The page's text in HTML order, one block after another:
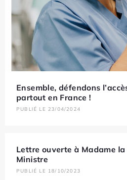
Ensemble, défendons
partout en France !
PUBLIÉ LE 23/04/2024
Lettre ouverte à Madame la
Ministre
PUBLIÉ LE 18/10/2023